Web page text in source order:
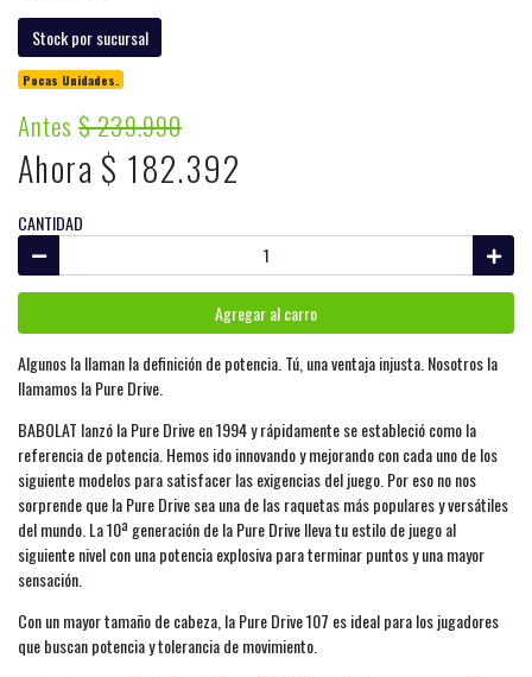
Stock por sucursal
Pocas Unidades.
Antes$ 239.990
Ahora $ 182.392
CANTIDAD
Agregar al carro
Algunos la llaman la definición de potencia. Tú, una ventaja injusta. Nosotros la
llamamos la Pure Drive.
BABOLAT lanzó la Pure Drive en 1994 y rápidamente se estableció como la
referencia de potencia. Hemos ido innovando y mejorando con cada uno de los
siguiente modelos para satisfacer las exigencias del juego. Por eso no nos
sorprende que la Pure Drive sea una de las raquetas más populares y versátiles
del mundo. La 10ª generación de la Pure Drive lleva tu estilo de juego al
siguiente nivel con una potencia explosiva para terminar puntos y una mayor
sensación.
Con un mayor tamaño de cabeza, la Pure Drive 107 es ideal para los jugadores
que buscan potencia y tolerancia de movimiento.